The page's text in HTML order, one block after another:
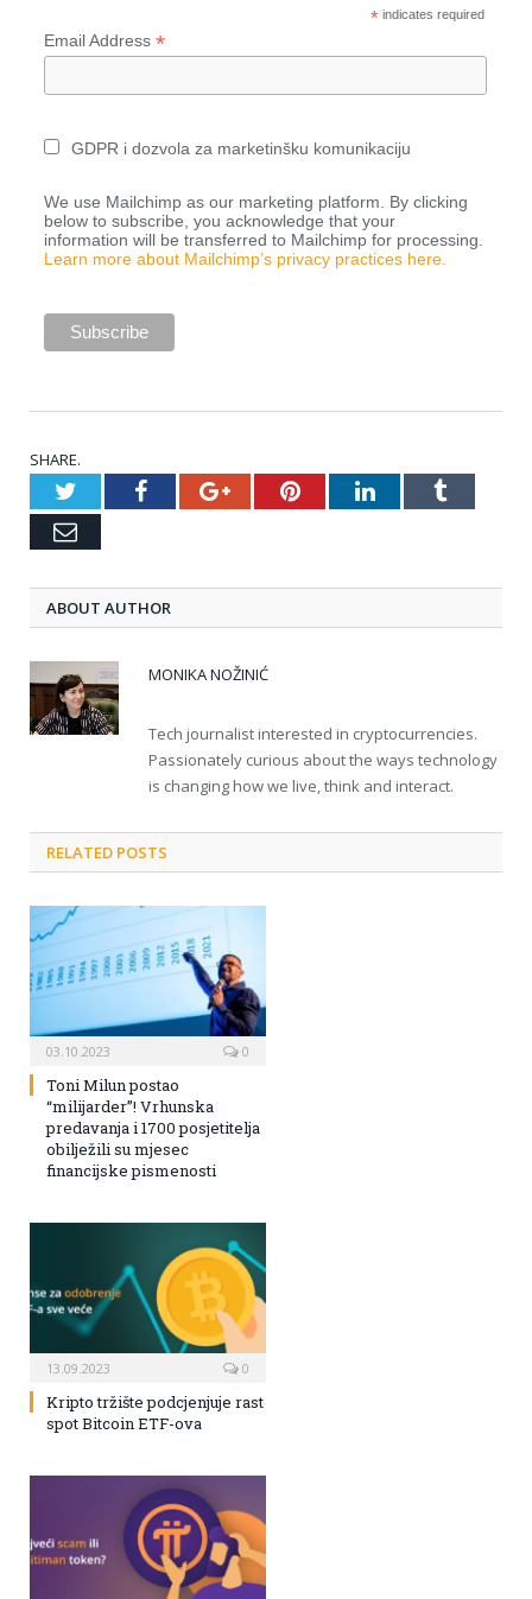
*indicates required
Email Address *
GDPR i dozvola za marketinšku komunikaciju
We use Mailchimp as our marketing platform. By clicking
below to subscribe, you acknowledge that your
information will be transferred to Mailchimp for processing.
Learn more about Mailchimp’s privacy practices here.
SHARE.
TwitterFacebookGoogle+PinterestLinkedInTumblr
Email
ABOUT AUTHOR
MONIKA NOŽINIĆ
Tech journalist interested in cryptocurrencies.
Passionately curious about the ways technology
is changing how we live, think and interact.
RELATED POSTS
03.10.2023 0
Toni Milun postao
“milijarder”! Vrhunska
predavanja i 1700 posjetitelja
obilježili su mjesec
financijske pismenosti
13.09.2023 0
Kripto tržište podcjenjuje rast
spot Bitcoin ETF-ova